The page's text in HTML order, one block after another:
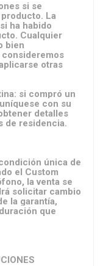
si se
La
ha habido
Cualquier
bien
consideremos
otras
si compró un
con su
detalles
de residencia.
única de
el Custom
la venta se
solicitar cambio
la garantía,
que